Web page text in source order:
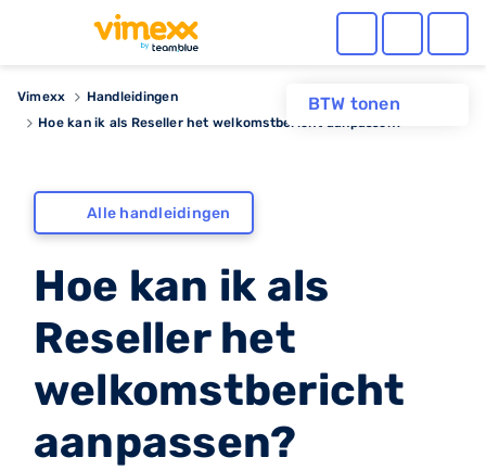
BTW tonen
Vimexx
Handleidingen
Hoe kan ik als Reseller het welkomstbericht aanpassen?
Alle handleidingen
Hoe kan ik als
Reseller het
welkomstbericht
aanpassen?